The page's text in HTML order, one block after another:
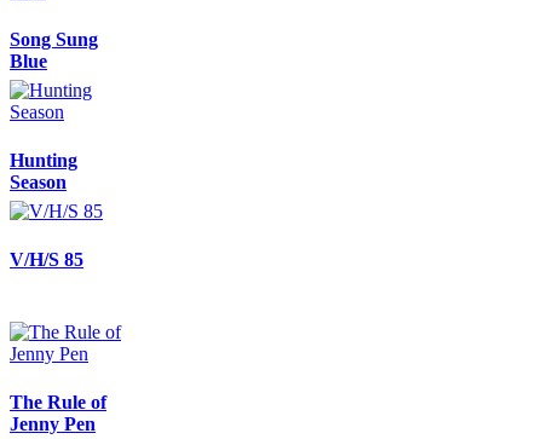
Song Sung
Blue
Hunting
Season
V/H/S 85
The Rule of
Jenny Pen